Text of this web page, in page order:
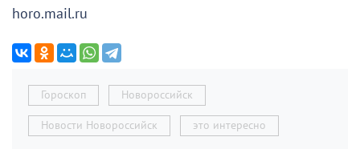
horo.mail.ru
Гороскоп Новороссийск
Новости Новороссийск это интересно